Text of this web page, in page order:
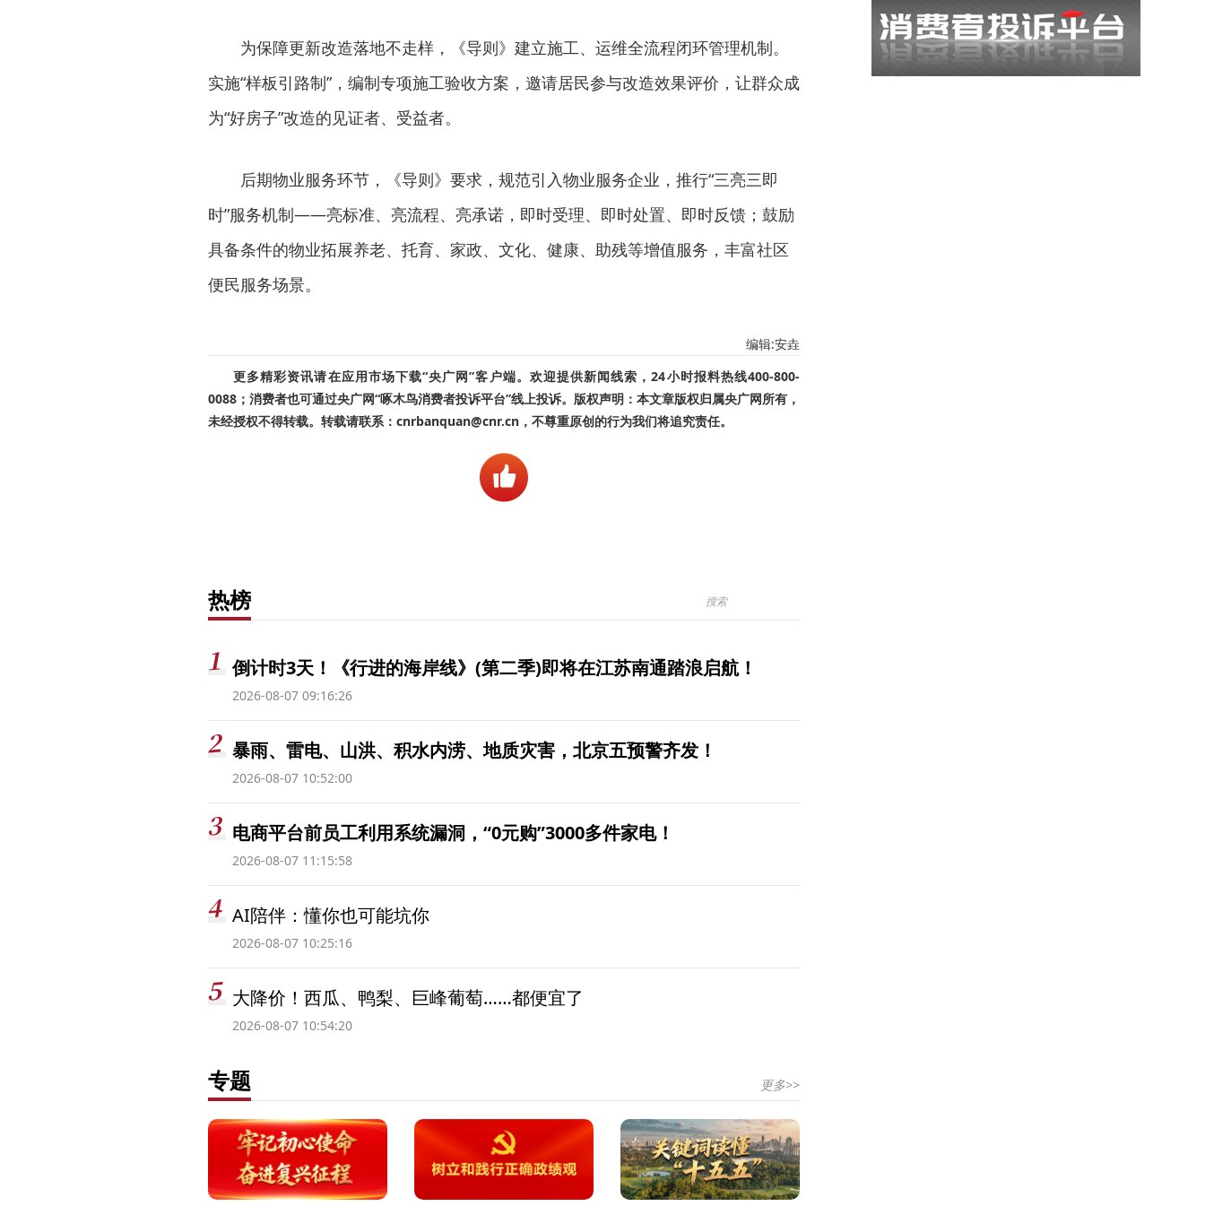
为保障更新改造落地不走样，《导则》建立施工、运维全流程闭环管理机制。
实施“样板引路制”，编制专项施工验收方案，邀请居民参与改造效果评价，让群众成
为“好房子”改造的见证者、受益者。
后期物业服务环节，《导则》要求，规范引入物业服务企业，推行“三亮三即
时”服务机制——亮标准、亮流程、亮承诺，即时受理、即时处置、即时反馈；鼓励
具备条件的物业拓展养老、托育、家政、文化、健康、助残等增值服务，丰富社区
便民服务场景。
编辑:安垚
更多精彩资讯请在应用市场下载“央广网”客户端。欢迎提供新闻线索，24小时报料热线400-800-
0088；消费者也可通过央广网“啄木鸟消费者投诉平台”线上投诉。版权声明：本文章版权归属央广网所有，
未经授权不得转载。转载请联系：cnrbanquan@cnr.cn，不尊重原创的行为我们将追究责任。
热榜
倒计时3天！《行进的海岸线》(第二季)即将在江苏南通踏浪启航！
2026-08-07 09:16:26
暴雨、雷电、山洪、积水内涝、地质灾害，北京五预警齐发！
2026-08-07 10:52:00
电商平台前员工利用系统漏洞，“0元购”3000多件家电！
2026-08-07 11:15:58
AI陪伴：懂你也可能坑你
2026-08-07 10:25:16
大降价！西瓜、鸭梨、巨峰葡萄……都便宜了
2026-08-07 10:54:20
专题 更多>>